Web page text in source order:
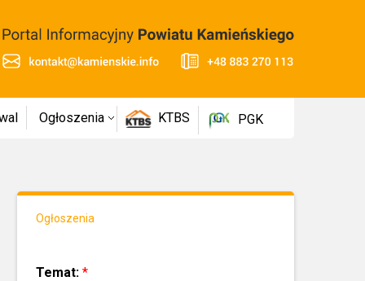
Ogłoszenia KTBS PGK
Ogłoszenia
Temat: *